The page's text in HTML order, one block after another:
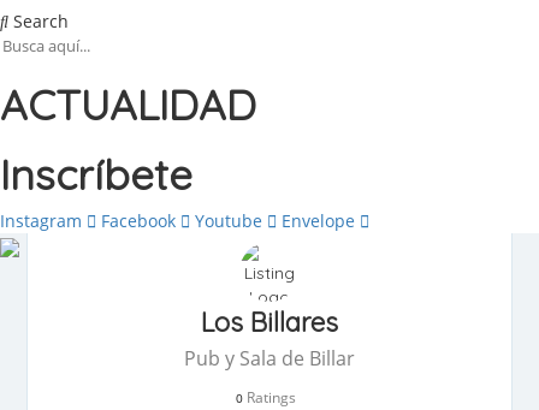
Search
ACTUALIDAD
Inscríbete
Instagram Facebook Youtube Envelope
Los Billares
Pub y Sala de Billar
0 Ratings